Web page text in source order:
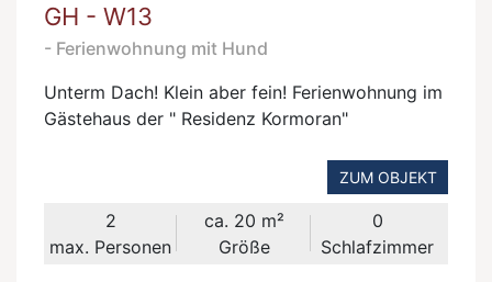
GH - W13
- Ferienwohnung mit Hund
Unterm Dach! Klein aber fein! Ferienwohnung im
Gästehaus der " Residenz Kormoran"
ZUM OBJEKT
2
max. Personen
ca. 20 m²
Größe
0
Schlafzimmer